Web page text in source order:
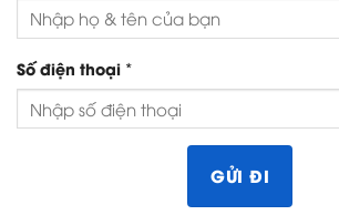
Số điện thoại *